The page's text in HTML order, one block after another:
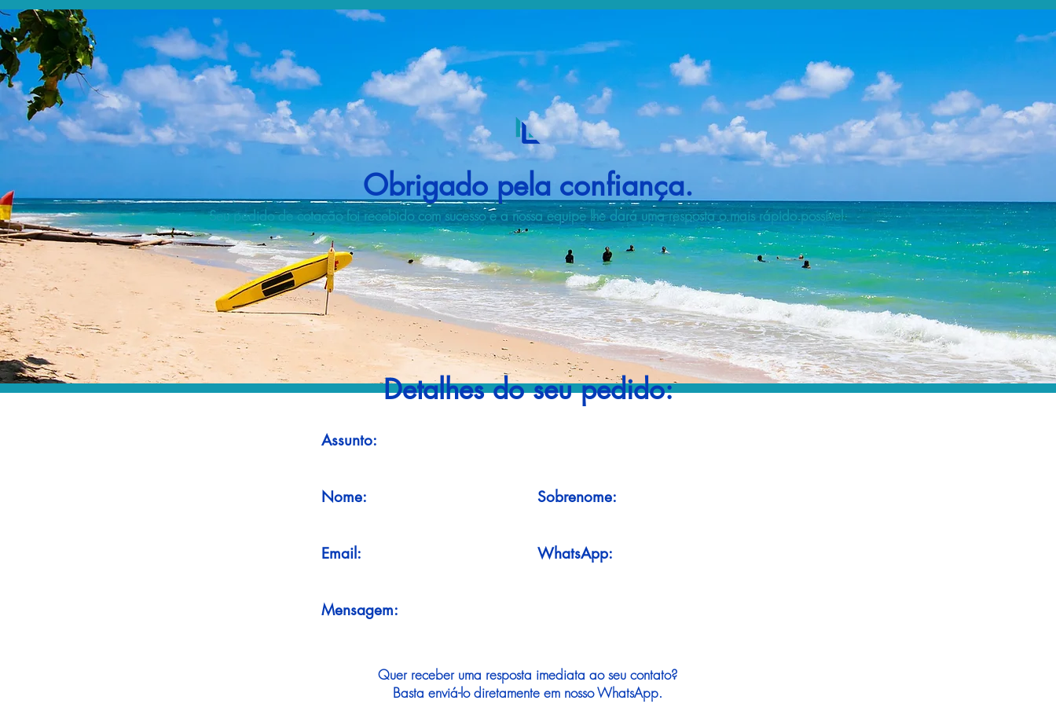
Obrigado pela confiança.
Seu pedido de cotação foi recebido com sucesso e a nossa equipe lhe dará uma resposta o mais rápido possível.
Detalhes do seu pedido:
Assunto:
Nome: Sobrenome:
Email: WhatsApp:
Mensagem:
Quer receber uma resposta imediata ao seu contato?
Basta enviá-lo diretamente em nosso WhatsApp.